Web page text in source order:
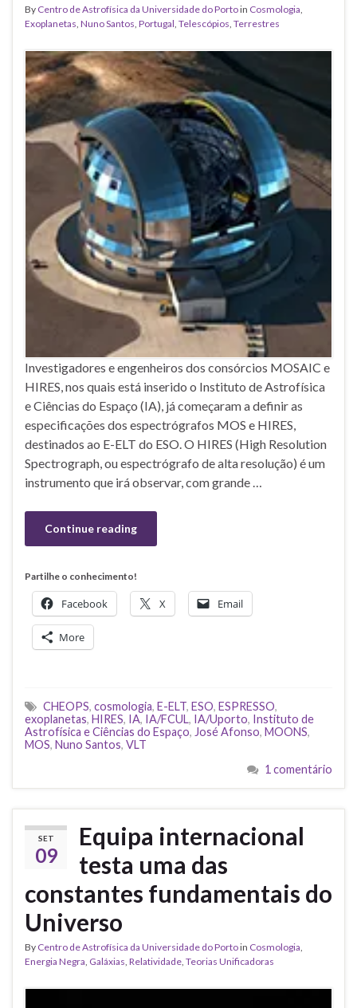
By Centro de Astrofísica da Universidade do Portoin Cosmologia,
Exoplanetas, Nuno Santos, Portugal, Telescópios, Terrestres
Investigadores e engenheiros dos consórcios MOSAIC e
HIRES, nos quais está inserido o Instituto de Astrofísica
e Ciências do Espaço (IA), já começaram a definir as
especificações dos espectrógrafos MOS e HIRES,
destinados ao E-ELT do ESO. O HIRES (High Resolution
Spectrograph, ou espectrógrafo de alta resolução) é um
instrumento que irá observar, com grande …
Continue reading
Partilhe o conhecimento!
Facebook X Email
More
CHEOPS, cosmologia, E-ELT, ESO, ESPRESSO,
exoplanetas, HIRES, IA, IA/FCUL, IA/Uporto, Instituto de
Astrofísica e Ciências do Espaço, José Afonso, MOONS,
MOS, Nuno Santos, VLT
1 comentário
SET
09
Equipa internacional
testa uma das
constantes fundamentais do
Universo
By Centro de Astrofísica da Universidade do Portoin Cosmologia,
Energia Negra, Galáxias, Relatividade, Teorias Unificadoras